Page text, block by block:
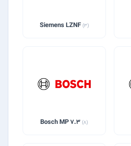
Siemens LZNF (3)
Bosch MP 7.3(8)